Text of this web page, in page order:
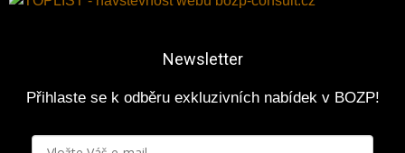
Newsletter
Přihlaste se k odběru exkluzivních nabídek v BOZP!